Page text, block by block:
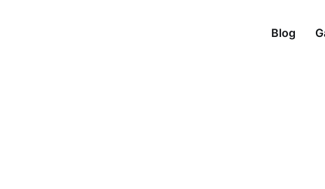
Blog